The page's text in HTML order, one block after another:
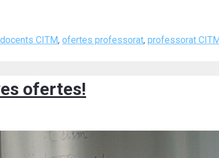
CITM, ofertes professorat, professorat
ofertes!